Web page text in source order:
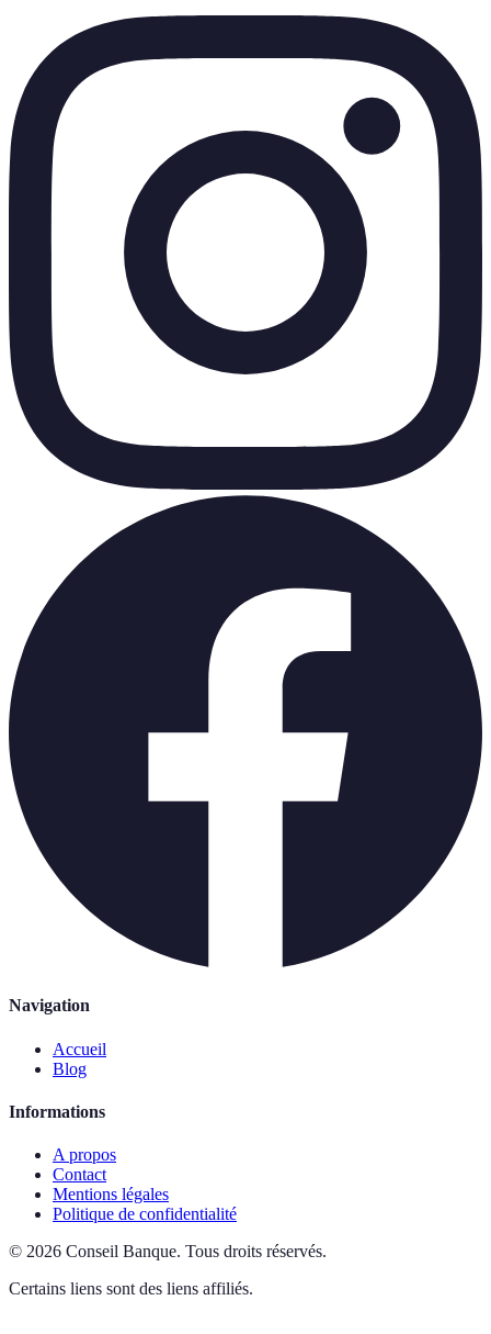
Navigation
Accueil
Blog
Informations
A propos
Contact
Mentions légales
Politique de confidentialité
© 2026 Conseil Banque. Tous droits réservés.
Certains liens sont des liens affiliés.